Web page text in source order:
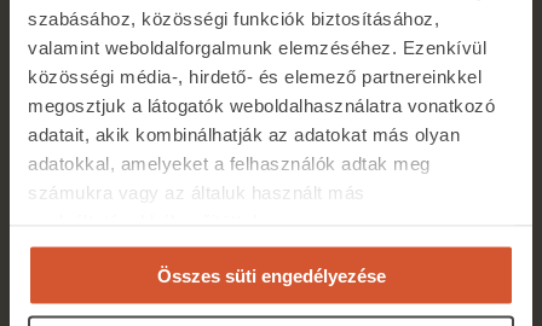
szabásához, közösségi funkciók biztosításához,
valamint weboldalforgalmunk elemzéséhez. Ezenkívül
közösségi média-, hirdető- és elemező partnereinkkel
megosztjuk a látogatók weboldalhasználatra vonatkozó
adatait, akik kombinálhatják az adatokat más olyan
adatokkal, amelyeket a felhasználók adtak meg
számukra vagy az általuk használt más
Összes süti engedélyezése
2025.03.13. 6 perc olvasási idő